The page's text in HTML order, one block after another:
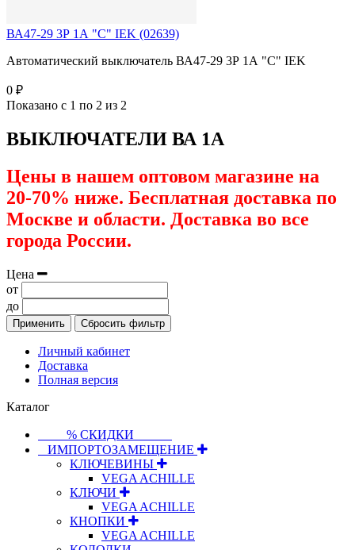
ВА47-29 3Р 1А "C" IEK (02639)
Автоматический выключатель ВА47-29 3Р 1А "C" IEK
0 ₽
Показано с 1 по 2 из 2
ВЫКЛЮЧАТЕЛИ ВА 1А
Цены в нашем оптовом магазине на
20-70% ниже. Бесплатная доставка по
Москве и области. Доставка во все
города России.
Цена
от
до
Применить Сбросить фильтр
Личный кабинет
Доставка
Полная версия
Каталог
⠀⠀⠀% СКИДКИ⠀⠀⠀⠀
⠀ИМПОРТОЗАМЕЩЕНИЕ
КЛЮЧЕВИНЫ
VEGA ACHILLE
КЛЮЧИ
VEGA ACHILLE
КНОПКИ
VEGA ACHILLE